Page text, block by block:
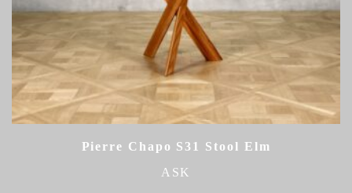
Pierre Chapo S31 Stool Elm
ASK